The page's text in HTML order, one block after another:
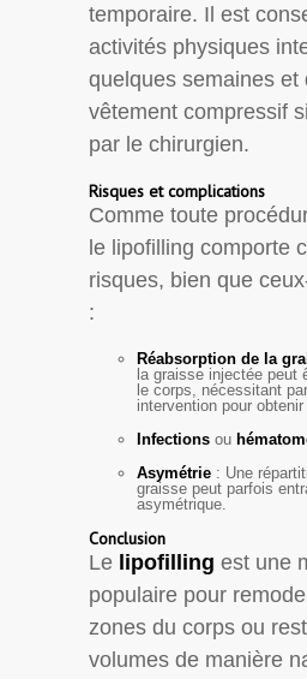
temporaire. Il est
activités physiques
quelques semaines et
vêtement compressif
par le chirurgien.
Risques et complications
Comme toute
le lipofilling comporte
risques, bien que
:
Réabsorption de la
la graisse injectée peut
le corps, nécessitant
intervention pour
Infections ou
Asymétrie : Une
graisse peut parfois
asymétrique.
Conclusion
Le lipofilling est une
populaire pour
zones du corps ou
volumes de manière